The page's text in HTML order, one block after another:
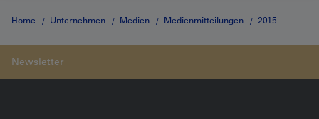
Home Unternehmen Medien Medienmitteilungen 2015